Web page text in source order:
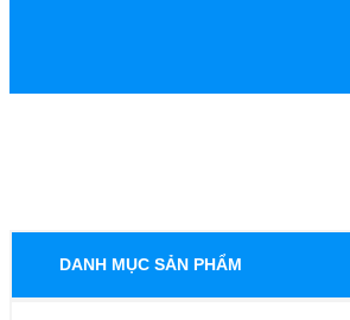
DANH MỤC SẢN PHẨM